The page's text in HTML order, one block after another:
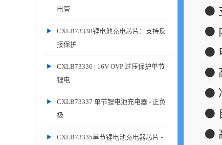
电管
CXLB73338锂电池充电芯片：支持反
接保护
CXLB73336 | 16V OVP 过压保护单节
锂电
CXLB73337 单节锂电池充电器 - 正负
极
CXLB73335单节锂电池充电器芯片 -
⚫
⚫
⚫
⚫
⚫
⚫
⚫